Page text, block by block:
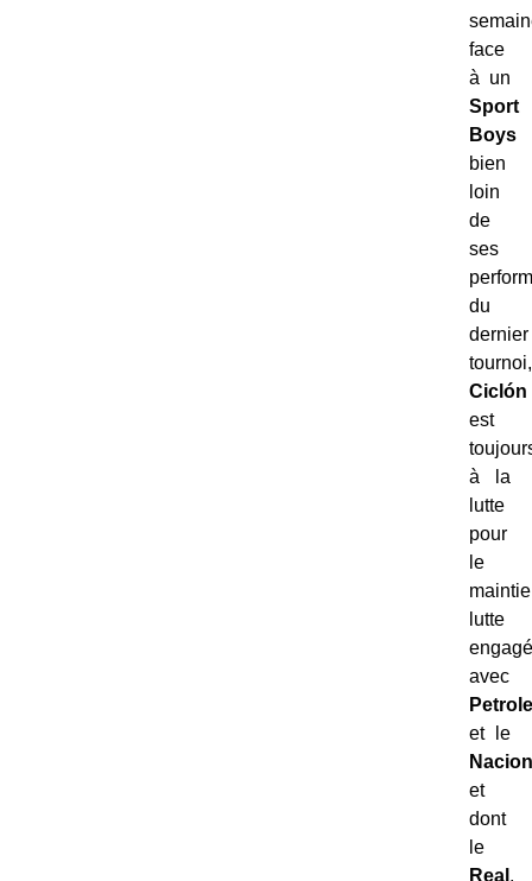
face
à un
Sport
Boys
bien
loin
de
ses
du
dernier
tournoi,
Ciclón
est
à la
lutte
pour
le
lutte
avec
et le
et
dont
le
Real ,